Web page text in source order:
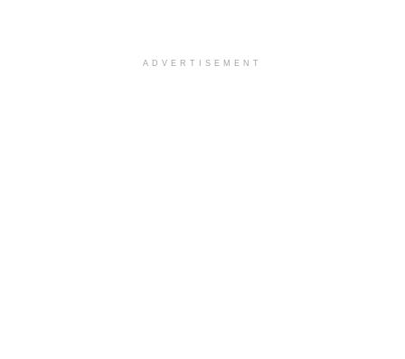
ADVERTISEMENT